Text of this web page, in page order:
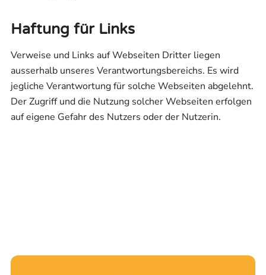
Haftung für Links
Verweise und Links auf Webseiten Dritter liegen
ausserhalb unseres Verantwortungsbereichs. Es wird
jegliche Verantwortung für solche Webseiten abgelehnt.
Der Zugriff und die Nutzung solcher Webseiten erfolgen
auf eigene Gefahr des Nutzers oder der Nutzerin.